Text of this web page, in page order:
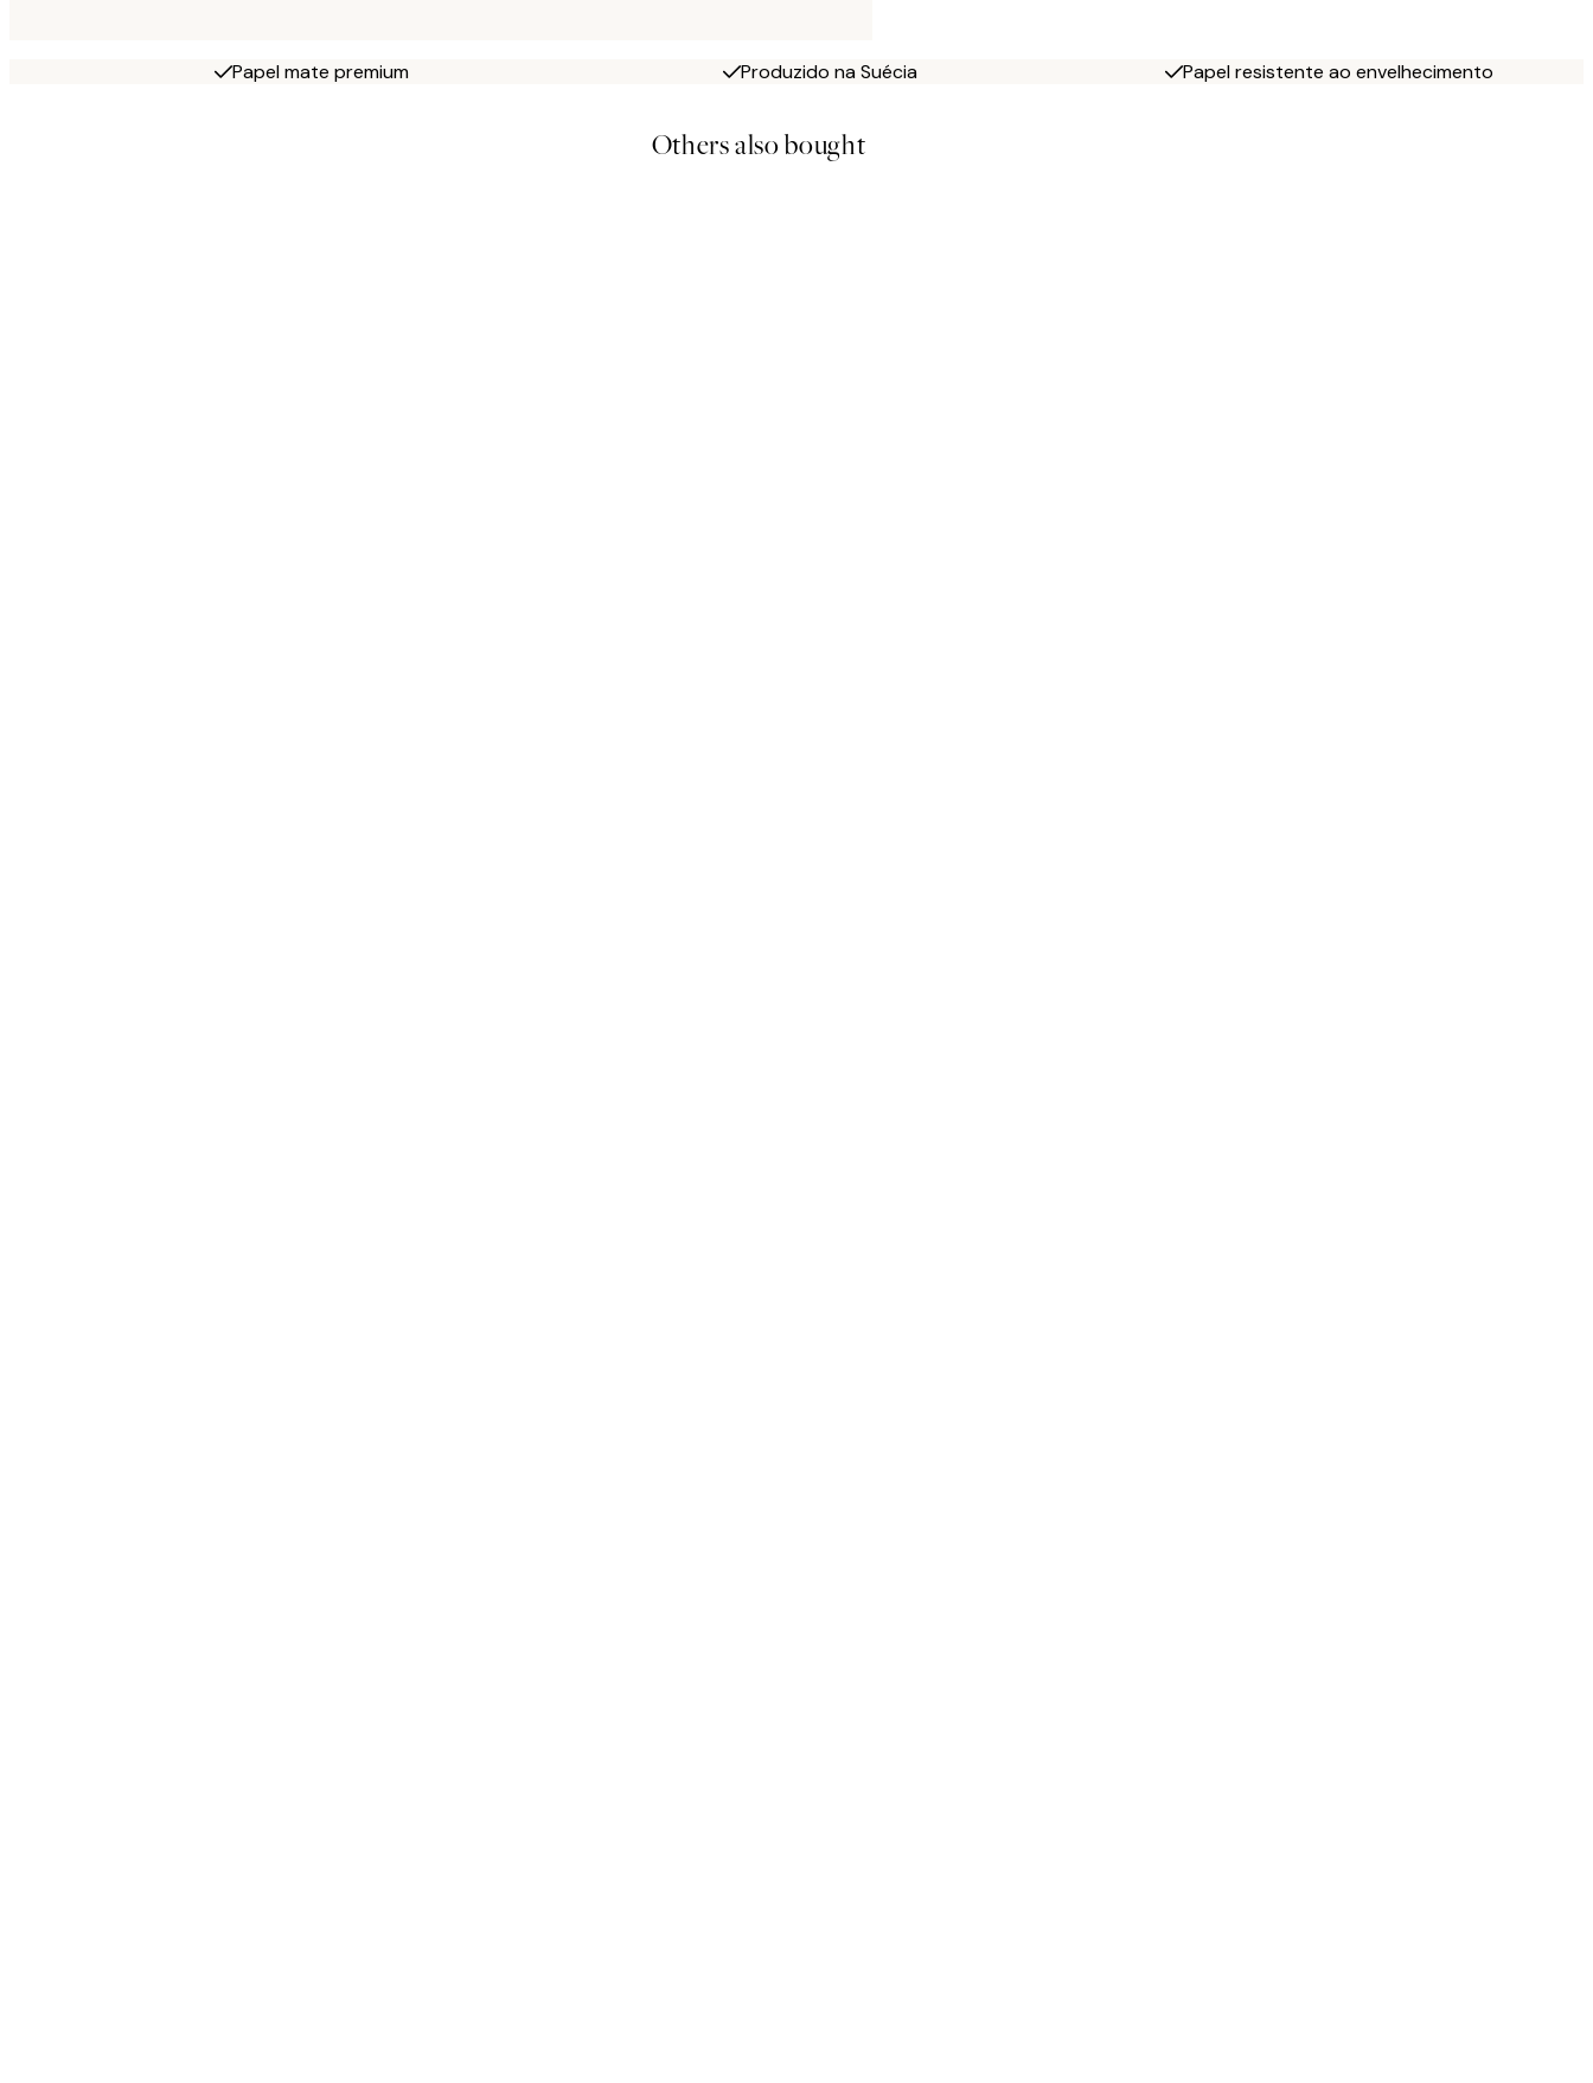
Papel mate premium Produzido na Suécia Papel resistente ao envelhecimento
Others also bought